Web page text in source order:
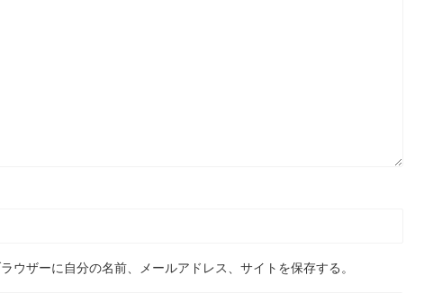
ウザーに自分の名前、メールアドレス、サイトを保存する。